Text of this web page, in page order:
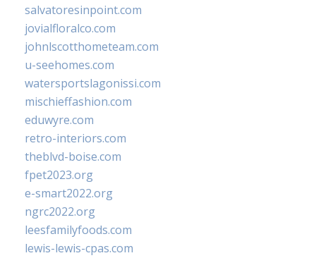
salvatoresinpoint.com
jovialfloralco.com
johnlscotthometeam.com
u-seehomes.com
watersportslagonissi.com
mischieffashion.com
eduwyre.com
retro-interiors.com
theblvd-boise.com
fpet2023.org
e-smart2022.org
ngrc2022.org
leesfamilyfoods.com
lewis-lewis-cpas.com